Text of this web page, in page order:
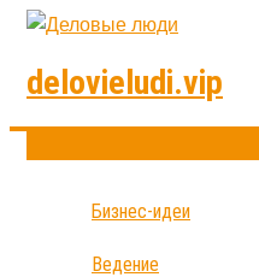
delovieludi.vip
Бизнес-идеи
Ведение